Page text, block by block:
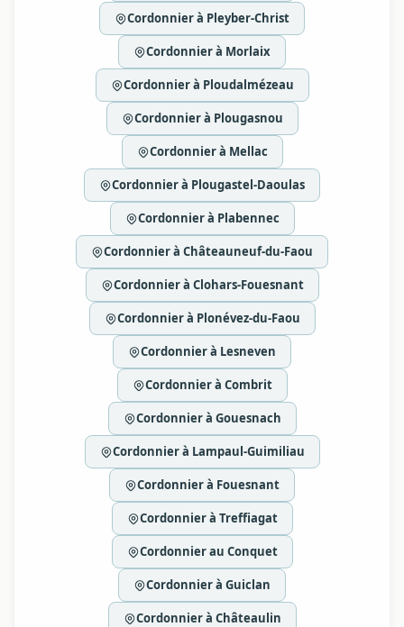
Cordonnier à Pleyber-Christ
Cordonnier à Morlaix
Cordonnier à Ploudalmézeau
Cordonnier à Plougasnou
Cordonnier à Mellac
Cordonnier à Plougastel-Daoulas
Cordonnier à Plabennec
Cordonnier à Châteauneuf-du-Faou
Cordonnier à Clohars-Fouesnant
Cordonnier à Plonévez-du-Faou
Cordonnier à Lesneven
Cordonnier à Combrit
Cordonnier à Gouesnach
Cordonnier à Lampaul-Guimiliau
Cordonnier à Fouesnant
Cordonnier à Treffiagat
Cordonnier au Conquet
Cordonnier à Guiclan
Cordonnier à Châteaulin